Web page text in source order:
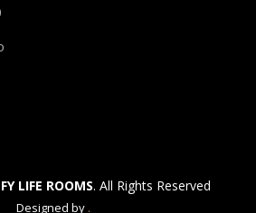
LIFE ROOMS. All Rights Reserved
Designed by .